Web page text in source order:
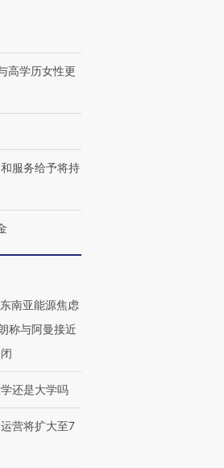
【商旅对话】华住集团
高学历女性更
服务给予将持
南亚能源焦虑
称与阿曼接近
还是大学吗
营将扩大至7